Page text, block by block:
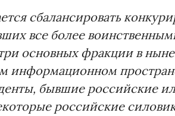
сбалансировать
все более
основных фракции в
информационном
бывшие российские
российские